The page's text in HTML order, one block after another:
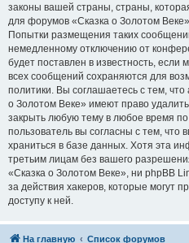
законы вашей страны, страны,
для форумов «Сказка о Золотом
Попытки размещения таких
немедленному отключению от
будет поставлен в известность,
всех сообщений сохраняются для
политики. Вы соглашаетесь с тем,
о Золотом Веке» имеют право
закрыть любую тему в любое время
пользователь вы согласны с тем,
храниться в базе данных. Хотя эта
третьим лицам без вашего
«Сказка о Золотом Веке», ни phpBB
за действия хакеров, которые могут
доступу к ней.
На главную Список форумов